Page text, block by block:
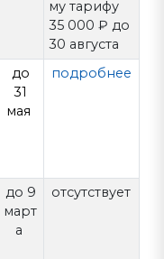
му тарифу
35 000 ₽ до
30 августа
до
31
мая
подробнее
до 9
март
а
отсутствует